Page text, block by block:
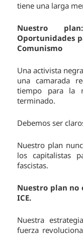
tiene una larga
Nuestro
Oportunidades
Comunismo
Una activista
una camarada
tiempo para la
terminado.
Debemos ser
Nuestro plan
los capitalistas
fascistas.
Nuestro plan no
ICE.
Nuestra
fuerza